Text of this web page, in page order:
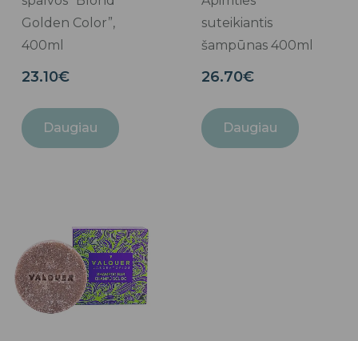
Golden Color”,
400ml
23.10€
Daugiau
suteikiantis
šampūnas 400ml
26.70€
Daugiau